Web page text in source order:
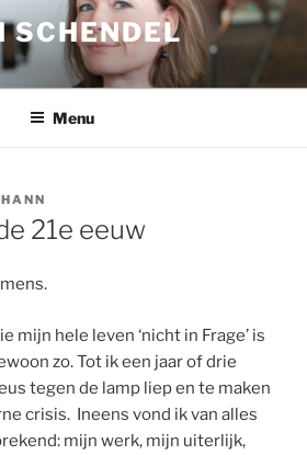
SCHENDEL
Menu
HANN
21e eeuw
mijn hele leven ‘nicht in Frage’ is
zo. Tot ik een jaar of drie
tegen de lamp liep en te maken
crisis. Ineens vond ik van alles
mijn werk, mijn uiterlijk,